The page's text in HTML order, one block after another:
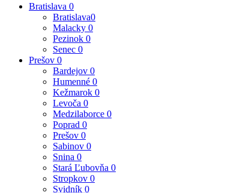
Bratislava 0
Bratislava0
Malacky 0
Pezinok 0
Senec 0
Prešov 0
Bardejov 0
Humenné 0
Kežmarok 0
Levoča 0
Medzilaborce 0
Poprad 0
Prešov 0
Sabinov 0
Snina 0
Stará Ľubovňa 0
Stropkov 0
Svidník 0